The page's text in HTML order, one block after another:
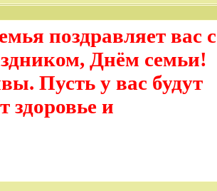
поздравляет вас с
Днём семьи!
Пусть у вас будут
здоровье и